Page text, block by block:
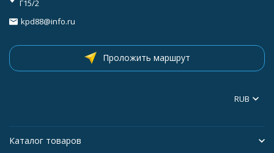
Г15/2
kpd88@info.ru
Проложить маршрут
RUB
Каталог товаров